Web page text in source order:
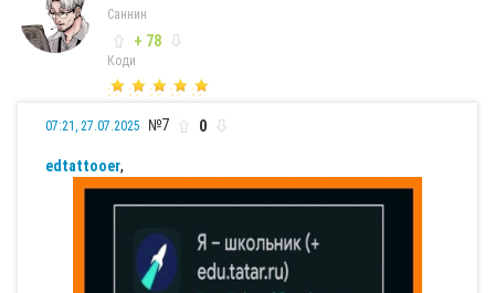
Саннин
+ 78
Коди
07:21, 27.07.2025 №7 0
edtattooer,